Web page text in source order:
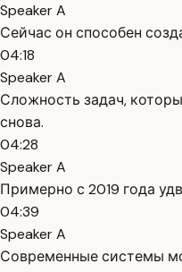
Speaker A
Сейчас он способен
04:18
Speaker A
Сложность задач,
снова.
04:28
Speaker A
Примерно с 2019 года
04:39
Speaker A
Современные системы